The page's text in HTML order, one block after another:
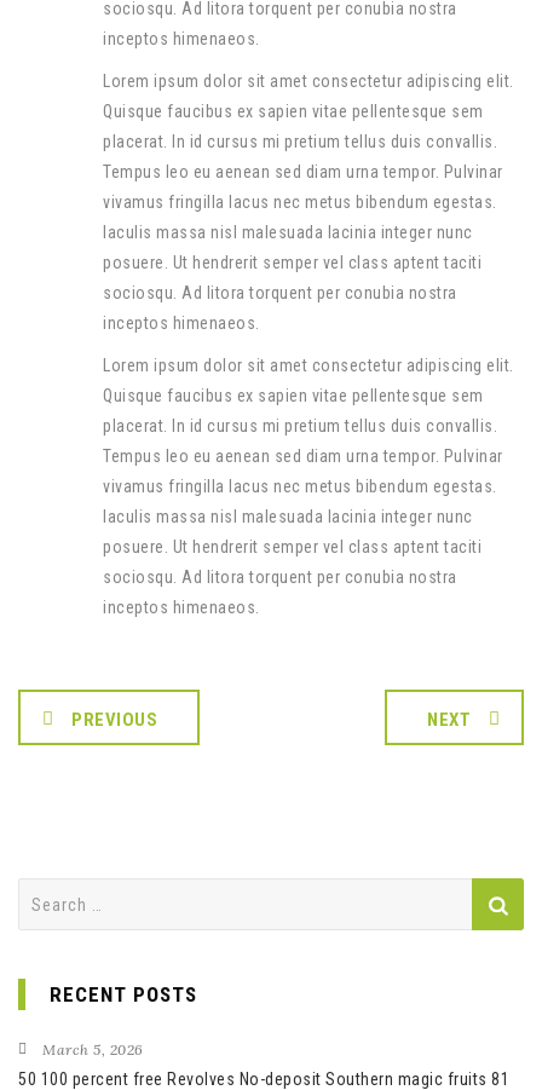
sociosqu. Ad litora torquent per conubia nostra
inceptos himenaeos.
Lorem ipsum dolor sit amet consectetur adipiscing elit.
Quisque faucibus ex sapien vitae pellentesque sem
placerat. In id cursus mi pretium tellus duis convallis.
Tempus leo eu aenean sed diam urna tempor. Pulvinar
vivamus fringilla lacus nec metus bibendum egestas.
Iaculis massa nisl malesuada lacinia integer nunc
posuere. Ut hendrerit semper vel class aptent taciti
sociosqu. Ad litora torquent per conubia nostra
inceptos himenaeos.
Lorem ipsum dolor sit amet consectetur adipiscing elit.
Quisque faucibus ex sapien vitae pellentesque sem
placerat. In id cursus mi pretium tellus duis convallis.
Tempus leo eu aenean sed diam urna tempor. Pulvinar
vivamus fringilla lacus nec metus bibendum egestas.
Iaculis massa nisl malesuada lacinia integer nunc
posuere. Ut hendrerit semper vel class aptent taciti
sociosqu. Ad litora torquent per conubia nostra
inceptos himenaeos.
PREVIOUS NEXT
RECENT POSTS
March 5, 2026
50 100 percent free Revolves No-deposit Southern magic fruits 81